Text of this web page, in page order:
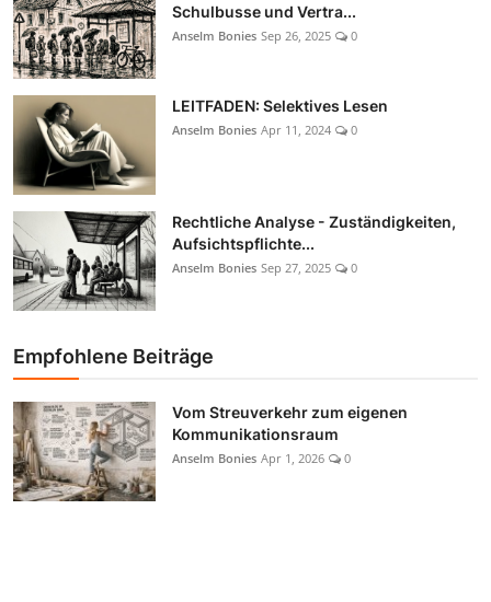
Schulbusse und Vertra...
Anselm Bonies Sep 26, 2025 0
LEITFADEN: Selektives Lesen
Anselm Bonies Apr 11, 2024 0
Rechtliche Analyse - Zuständigkeiten,
Aufsichtspflichte...
Anselm Bonies Sep 27, 2025 0
Empfohlene Beiträge
Vom Streuverkehr zum eigenen
Kommunikationsraum
Anselm Bonies Apr 1, 2026 0